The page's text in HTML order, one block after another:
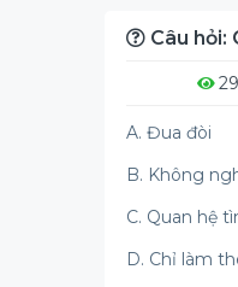
Câu hỏi:
A. Đua đòi
B. Không
C. Quan hệ
D. Chỉ làm